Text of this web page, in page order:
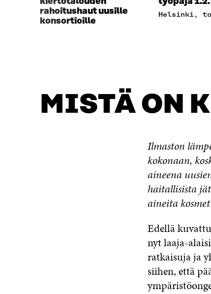
rahoitushaut uusille
konsortioille
Helsinki,
MISTÄ ON
Ilmaston
kokonaan,
aineena
haitallisista
aineita
Edellä
nyt laaja-
ratkaisuja ja
siihen, että